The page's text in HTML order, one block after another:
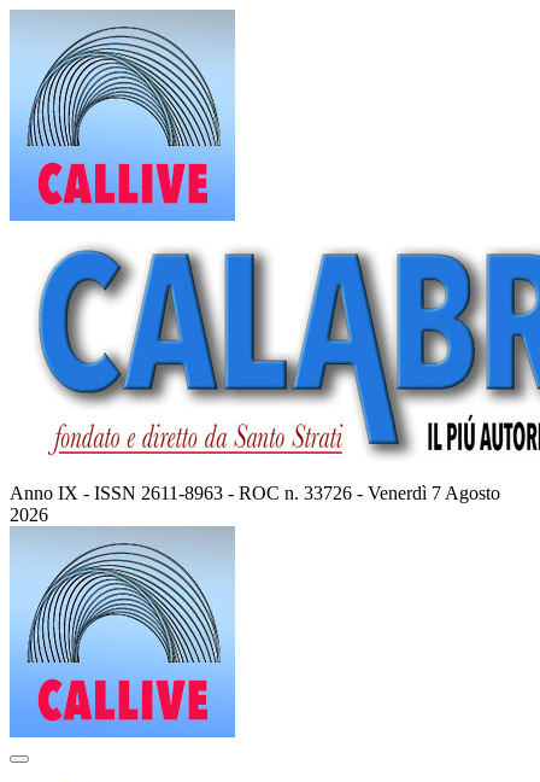
contenuto
Anno IX - ISSN 2611-8963 - ROC n. 33726 - Venerdì 7 Agosto
2026